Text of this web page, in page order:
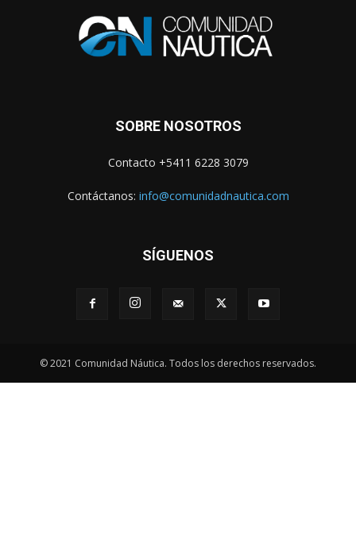
SOBRE NOSOTROS
Contacto +5411 6228 3079
Contáctanos: info@comunidadnautica.com
SÍGUENOS
© 2021 Comunidad Náutica. Todos los derechos reservados.